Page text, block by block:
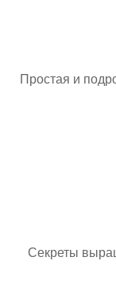
Простая и
Секреты